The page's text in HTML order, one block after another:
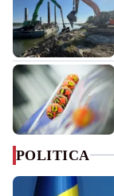
POLITICA